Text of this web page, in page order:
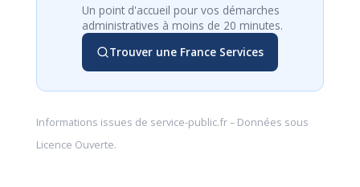
Un point d'accueil pour vos démarches
administratives à moins de 20 minutes.
Trouver une France Services
Informations issues de service-public.fr– Données sous
Licence Ouverte.